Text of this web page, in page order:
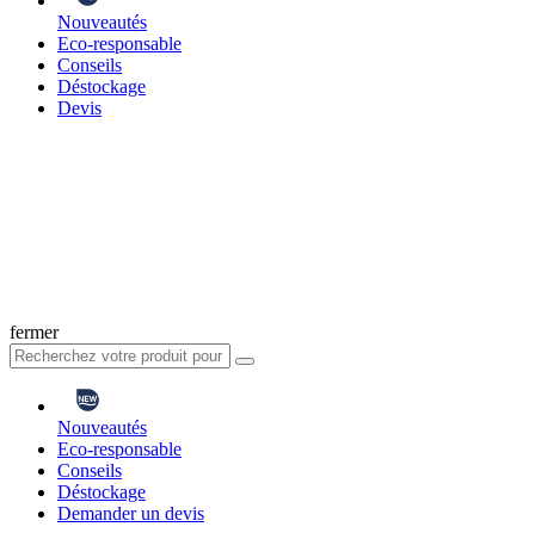
Nouveautés
Eco-responsable
Conseils
Déstockage
Devis
fermer
Nouveautés
Eco-responsable
Conseils
Déstockage
Demander un devis